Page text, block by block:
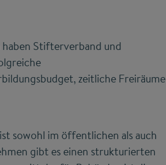
haben Stifterverband und
zeitliche Freiräume
sowohl im öffentlichen als auch
gibt es einen strukturierten